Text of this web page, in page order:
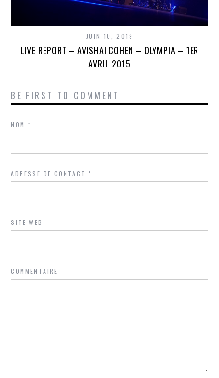
JUIN 10, 2019
LIVE REPORT – AVISHAI COHEN – OLYMPIA – 1ER
AVRIL 2015
BE FIRST TO COMMENT
NOM*
ADRESSE DE CONTACT*
SITE WEB
COMMENTAIRE